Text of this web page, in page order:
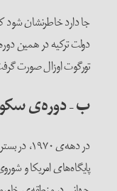
جا دارد خاطرنشان
تورگوت اوزال صورت
ب–دوره‌ی سکوت
در دهه‌ی‌
پایگاه‌های امریکا و